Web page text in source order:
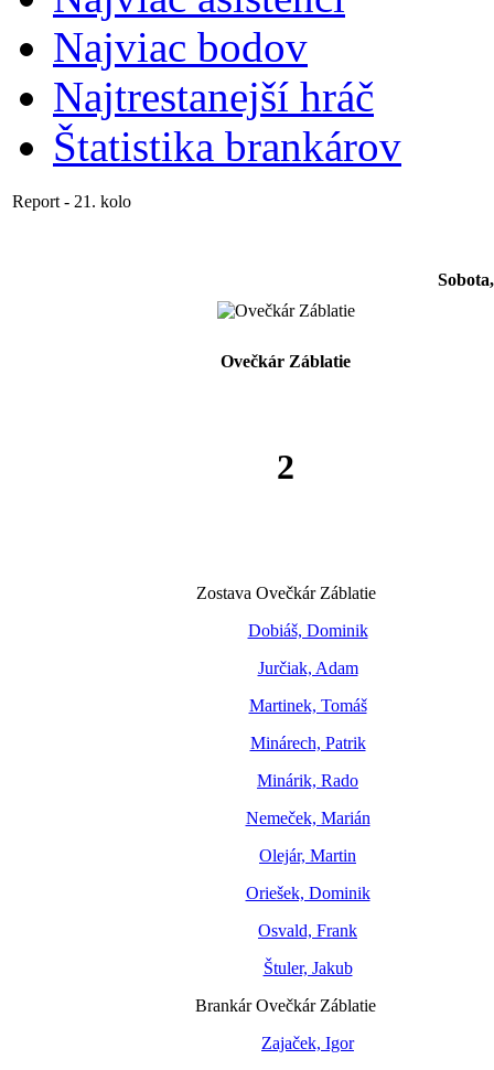
Najviac bodov
Najtrestanejší hráč
Štatistika brankárov
Report - 21. kolo
Ovečkár Záblatie
2
Zostava Ovečkár Záblatie
Dobiáš, Dominik
Jurčiak, Adam
Martinek, Tomáš
Minárech, Patrik
Minárik, Rado
Nemeček, Marián
Olejár, Martin
Oriešek, Dominik
Osvald, Frank
Štuler, Jakub
Brankár Ovečkár Záblatie
Zajaček, Igor